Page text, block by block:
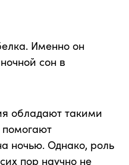
Именно он
сон в
обладают такими
помогают
ночью. Однако, роль
пор научно не